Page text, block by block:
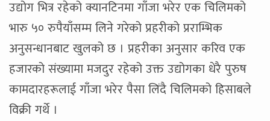
उद्योग भित्र रहेको क्यानटिनमा गाँजा भरेर एक चिलिमको
भारु ५० रुपैयाँसम्म लिने गरेको प्रहरीको प्रराम्भिक
अनुसन्धानबाट खुलको छ । प्रहरीका अनुसार करिव एक
हजारको संख्यामा मजदुर रहेको उक्त उद्योगका धेरै पुरुष
कामदारहरूलाई गाँजा भरेर पैसा लिंदै चिलिमको हिसाबले
विक्री गर्थे ।